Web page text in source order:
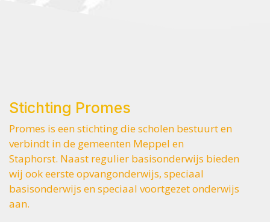
Stichting Promes
Promes is een stichting die scholen bestuurt en
verbindt in de gemeenten Meppel en
Staphorst. Naast regulier basisonderwijs bieden
wij ook eerste opvangonderwijs, speciaal
basisonderwijs en speciaal voortgezet onderwijs
aan.